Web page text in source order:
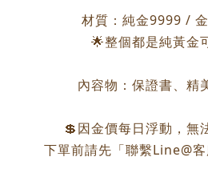
材質：純金9999 /
🌟整個都是純黃金
內容物：保證書、精
💲因金價每日浮動，無
下單前請先「聯繫Line@